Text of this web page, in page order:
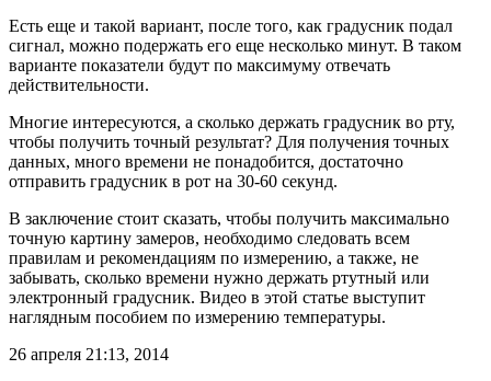
Есть еще и такой вариант, после того, как градусник подал
сигнал, можно подержать его еще несколько минут. В таком
варианте показатели будут по максимуму отвечать
действительности.
Многие интересуются, а сколько держать градусник во рту,
чтобы получить точный результат? Для получения точных
данных, много времени не понадобится, достаточно
отправить градусник в рот на 30-60 секунд.
В заключение стоит сказать, чтобы получить максимально
точную картину замеров, необходимо следовать всем
правилам и рекомендациям по измерению, а также, не
забывать, сколько времени нужно держать ртутный или
электронный градусник. Видео в этой статье выступит
наглядным пособием по измерению температуры.
26 апреля 21:13, 2014